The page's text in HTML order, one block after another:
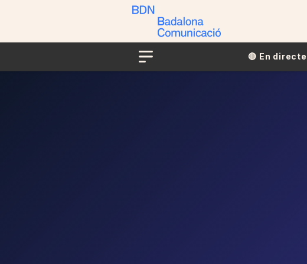
Menu
🔴​​ En directe